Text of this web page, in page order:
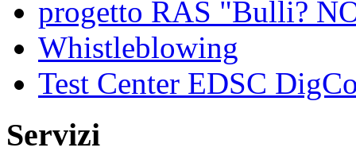
progetto RAS "Bulli?
Whistleblowing
Test Center EDSC
Servizi